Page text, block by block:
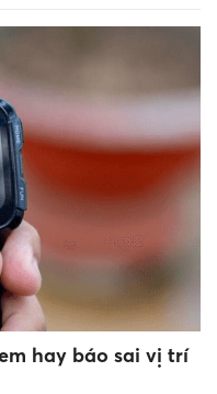
hay báo sai vị trí